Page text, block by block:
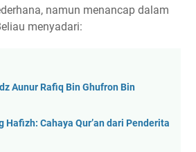
namun menancap dalam
menyadari:
Aunur Rafiq Bin Ghufron Bin
Hafizh: Cahaya Qur’an dari Penderita